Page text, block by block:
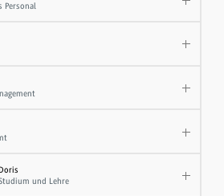
Personal
und Lehre